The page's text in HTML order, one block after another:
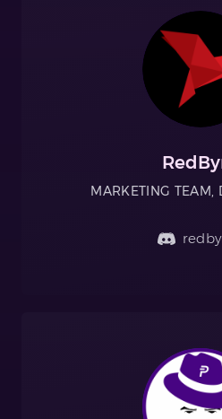
MARKETING TEAM,